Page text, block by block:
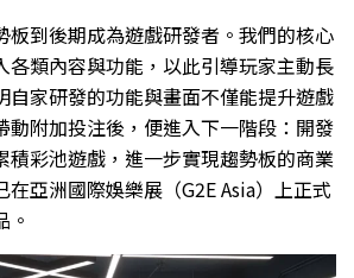
板到後期成為遊戲研發者。我們的核心
各類內容與功能，以此引導玩家主動長
自家研發的功能與畫面不僅能提升遊戲
動附加投注後，便進入下一階段：開發
積彩池遊戲，進一步實現趨勢板的商業
亞洲國際娛樂展（G2E Asia）上正式
。